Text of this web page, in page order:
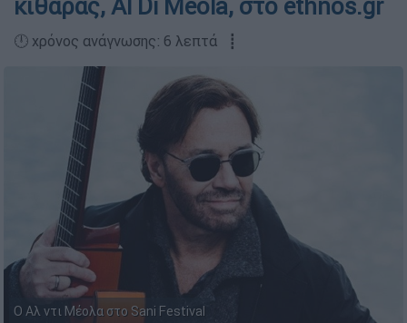
κιθάρας, Al Di Meola, στο ethnos.gr
🕛 χρόνος ανάγνωσης: 6 λεπτά ┋
Ο Αλ ντι Μέολα στο Sani Festival